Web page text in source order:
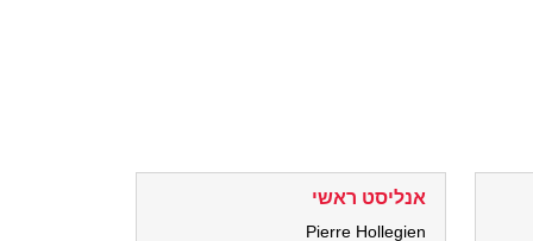
אנליסט ראשי
Pierre Hollegien